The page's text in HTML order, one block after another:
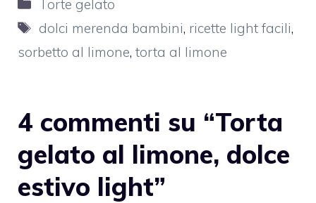
Torte gelato
Tag
dolci merenda bambini, ricette light facili,
sorbetto al limone, torta al limone
4 commenti su “Torta
gelato al limone, dolce
estivo light”